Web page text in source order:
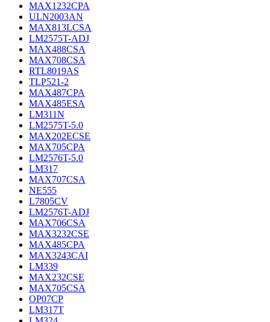
MAX1232CPA
ULN2003AN
MAX813LCSA
LM2575T-ADJ
MAX488CSA
MAX708CSA
RTL8019AS
TLP521-2
MAX487CPA
MAX485ESA
LM311N
LM2575T-5.0
MAX202ECSE
MAX705CPA
LM2576T-5.0
LM317
MAX707CSA
NE555
L7805CV
LM2576T-ADJ
MAX706CSA
MAX3232CSE
MAX485CPA
MAX3243CAI
LM339
MAX232CSE
MAX705CSA
OP07CP
LM317T